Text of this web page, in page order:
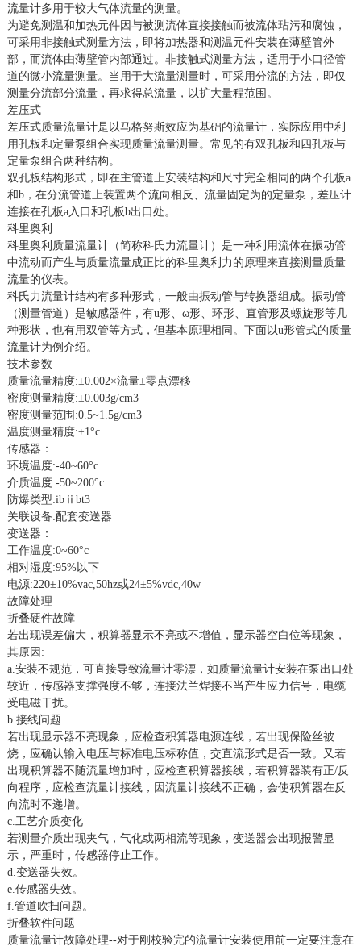
流量计多用于较大气体流量的测量。
为避免测温和加热元件因与被测流体直接接触而被流体玷污和腐蚀，
可采用非接触式测量方法，即将加热器和测温元件安装在薄壁管外
部，而流体由薄壁管内部通过。非接触式测量方法，适用于小口径管
道的微小流量测量。当用于大流量测量时，可采用分流的方法，即仅
测量分流部分流量，再求得总流量，以扩大量程范围。
差压式
差压式质量流量计是以马格努斯效应为基础的流量计，实际应用中利
用孔板和定量泵组合实现质量流量测量。常见的有双孔板和四孔板与
定量泵组合两种结构。
双孔板结构形式，即在主管道上安装结构和尺寸完全相同的两个孔板a
和b，在分流管道上装置两个流向相反、流量固定为的定量泵，差压计
连接在孔板a入口和孔板b出口处。
科里奥利
科里奥利质量流量计（简称科氏力流量计）是一种利用流体在振动管
中流动而产生与质量流量成正比的科里奥利力的原理来直接测量质量
流量的仪表。
科氏力流量计结构有多种形式，一般由振动管与转换器组成。振动管
（测量管道）是敏感器件，有u形、ω形、环形、直管形及螺旋形等几
种形状，也有用双管等方式，但基本原理相同。下面以u形管式的质量
流量计为例介绍。
技术参数
质量流量精度:±0.002×流量±零点漂移
密度测量精度:±0.003g/cm3
密度测量范围:0.5~1.5g/cm3
温度测量精度:±1°c
传感器：
环境温度:-40~60°c
介质温度:-50~200°c
防爆类型:ibⅱbt3
关联设备:配套变送器
变送器：
工作温度:0~60°c
相对湿度:95%以下
电源:220±10%vac,50hz或24±5%vdc,40w
故障处理
折叠硬件故障
若出现误差偏大，积算器显示不亮或不增值，显示器空白位等现象，
其原因:
a.安装不规范，可直接导致流量计零漂，如质量流量计安装在泵出口处
较近，传感器支撑强度不够，连接法兰焊接不当产生应力信号，电缆
受电磁干扰。
b.接线问题
若出现显示器不亮现象，应检查积算器电源连线，若出现保险丝被
烧，应确认输入电压与标准电压标称值，交直流形式是否一致。又若
出现积算器不随流量增加时，应检查积算器接线，若积算器装有正/反
向程序，应检查流量计接线，因流量计接线不正确，会使积算器在反
向流时不递增。
c.工艺介质变化
若测量介质出现夹气，气化或两相流等现象，变送器会出现报警显
示，严重时，传感器停止工作。
d.变送器失效。
e.传感器失效。
f.管道吹扫问题。
折叠软件问题
质量流量计故障处理--对于刚校验完的流量计安装使用前一定要注意在